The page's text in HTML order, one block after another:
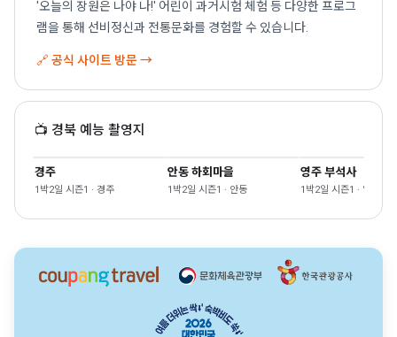
'오늘의 장원은 나야 나!' 어린이 과거시험 체험 등 다양한 프로그
램을 통해 선비정신과 전통문화를 경험할 수 있습니다.
🔗 공식 사이트 방문 →
📺 경북 예능 촬영지
경주
1박2일 시즌1 · 경주
안동 하회마을
1박2일 시즌1 · 안동
영주 부석사
1박2일 시즌1 · 영주